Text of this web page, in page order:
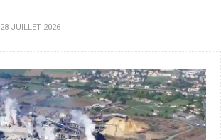
28 JUILLET 2026